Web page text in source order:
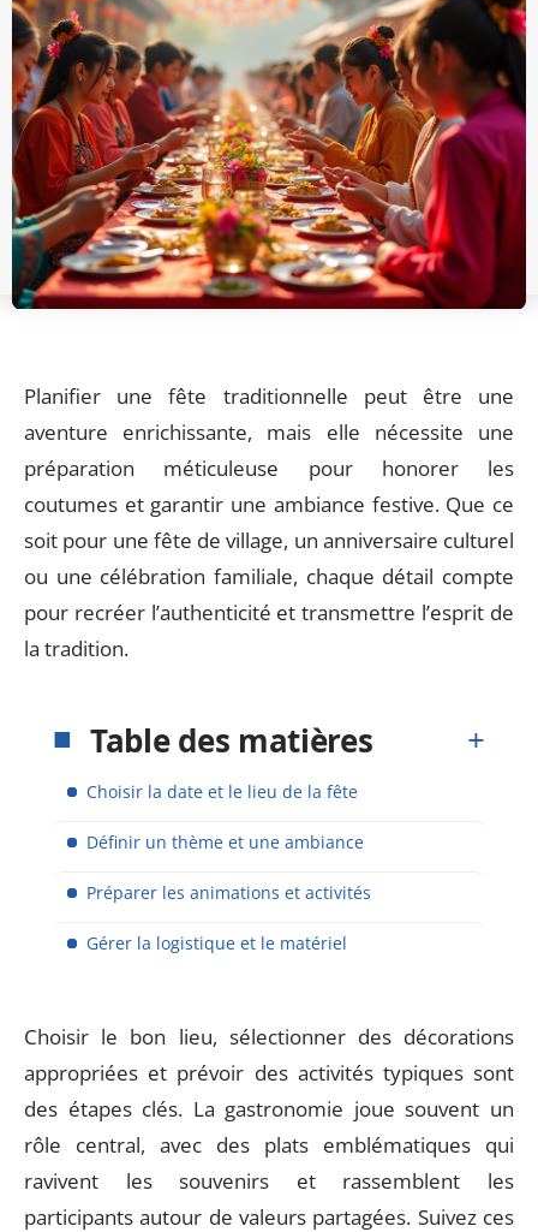
Planifier une fête traditionnelle peut être une
aventure enrichissante, mais elle nécessite une
préparation méticuleuse pour honorer les
coutumes et garantir une ambiance festive. Que ce
soit pour une fête de village, un anniversaire culturel
ou une célébration familiale, chaque détail compte
pour recréer l’authenticité et transmettre l’esprit de
la tradition.
Table des matières
Choisir la date et le lieu de la fête
Définir un thème et une ambiance
Préparer les animations et activités
Gérer la logistique et le matériel
Choisir le bon lieu, sélectionner des décorations
appropriées et prévoir des activités typiques sont
des étapes clés. La gastronomie joue souvent un
rôle central, avec des plats emblématiques qui
ravivent les souvenirs et rassemblent les
participants autour de valeurs partagées. Suivez ces